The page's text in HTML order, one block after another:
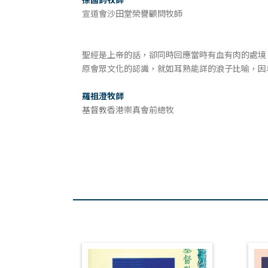
宣道會沙田堂榮譽顧問牧師
聖經是上帝的話，卻同時回應當時有血有肉的處
原會眾文化的認識，就如耳熟能詳的浪子比喻，
羅祖澄牧師
基督教香港崇真會前總牧